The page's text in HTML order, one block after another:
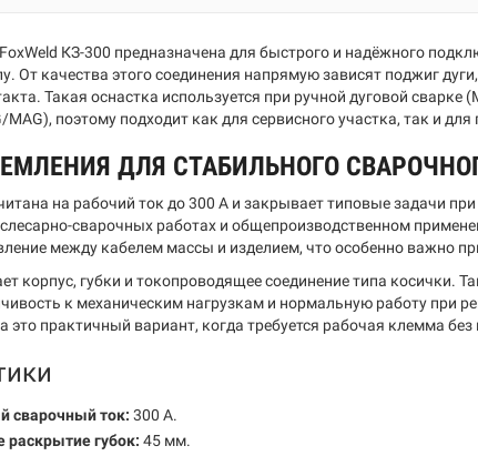
КЗ-300 предназначена для быстрого и надёжного
От качества этого соединения напрямую зависят поджиг
Такая оснастка используется при ручной дуговой сварке
поэтому подходит как для сервисного участка, так и
ДЛЯ СТАБИЛЬНОГО
на рабочий ток до 300 А и закрывает типовые задачи
слесарно-сварочных работах и общепроизводственном
между кабелем массы и изделием, что особенно важно
корпус, губки и токопроводящее соединение типа косички.
к механическим нагрузкам и нормальную работу при
это практичный вариант, когда требуется рабочая клемма
сварочный ток: 300 А.
губок: 45 мм.